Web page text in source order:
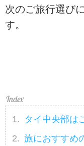
次のご旅行選び
す。
タイ中央部は
旅におすすめ